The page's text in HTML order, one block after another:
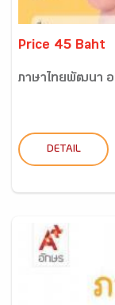
Price 45 Baht
ภาษาไทยพัฒนา อ
DETAIL